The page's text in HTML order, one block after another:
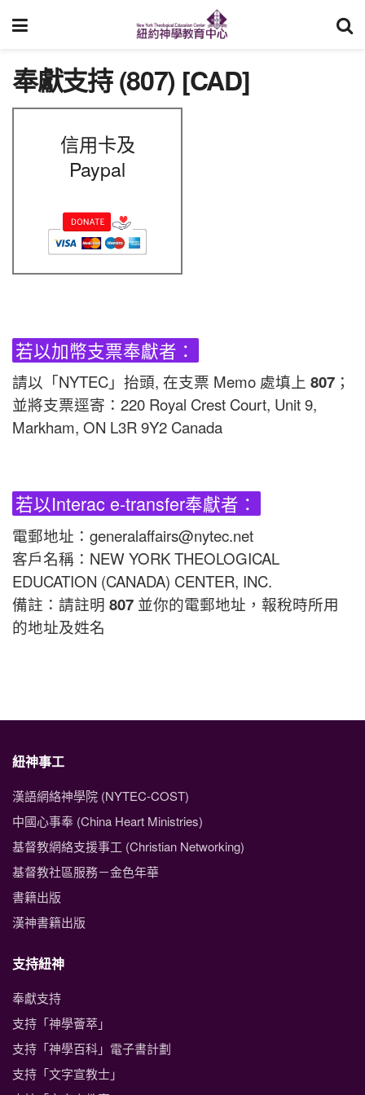
奉獻支持 (807) [CAD]
信用卡及
Paypal
若以加幣支票奉獻者：
請以「NYTEC」抬頭, 在支票 Memo 處填上 807 ；
並將支票逕寄：220 Royal Crest Court, Unit 9,
Markham, ON L3R 9Y2 Canada
若以Interac e-transfer奉獻者：
電郵地址：generalaffairs@nytec.net
客戶名稱：NEW YORK THEOLOGICAL
EDUCATION (CANADA) CENTER, INC.
備註：請註明 807 並你的電郵地址，報稅時所用
的地址及姓名
紐神事工
漢語網絡神學院 (NYTEC-COST)
中國心事奉 (China Heart Ministries)
基督教網絡支援事工 (Christian Networking)
基督教社區服務－金色年華
書籍出版
漢神書籍出版
支持紐神
奉獻支持
支持「神學薈萃」
支持「神學百科」電子書計劃
支持「文字宣教士」